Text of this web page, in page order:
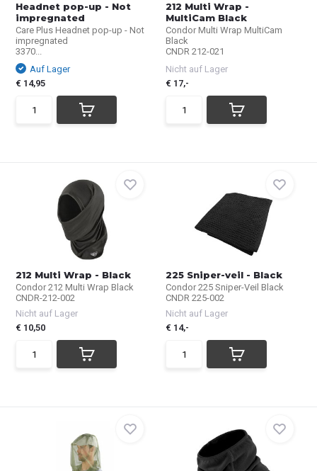
Headnet pop-up - Not
impregnated
Care Plus Headnet pop-up - Not
impregnated
3370...
Auf Lager
€ 14,95
212 Multi Wrap -
MultiCam Black
Condor Multi Wrap MultiCam
Black
CNDR 212-021
Nicht auf Lager
€ 17,-
212 Multi Wrap - Black
Condor 212 Multi Wrap Black
CNDR-212-002
Nicht auf Lager
€ 10,50
225 Sniper-veil - Black
Condor 225 Sniper-Veil Black
CNDR 225-002
Nicht auf Lager
€ 14,-